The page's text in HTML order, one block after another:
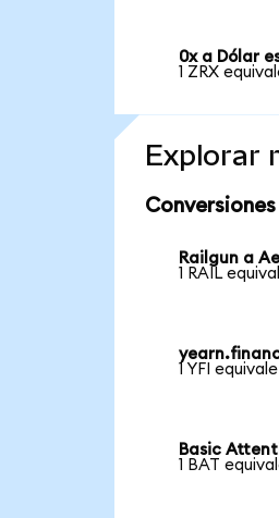
0x a Dólar
1 ZRX
Explorar
Railgun a
1 RAIL
1 YFI
Basic
1 BAT